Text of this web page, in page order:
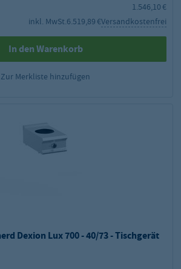
1.546,10 €
inkl. MwSt.6.519,89 €Versandkostenfrei
In den Warenkorb
Zur Merkliste hinzufügen
Dexion Lux 700 - 40/73 - Tischgerät